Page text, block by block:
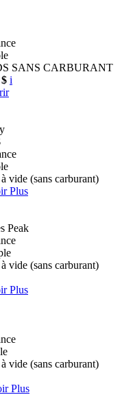
SANS CARBURANT
i
vide (sans carburant)
Plus
Peak
vide (sans carburant)
Plus
vide (sans carburant)
Plus